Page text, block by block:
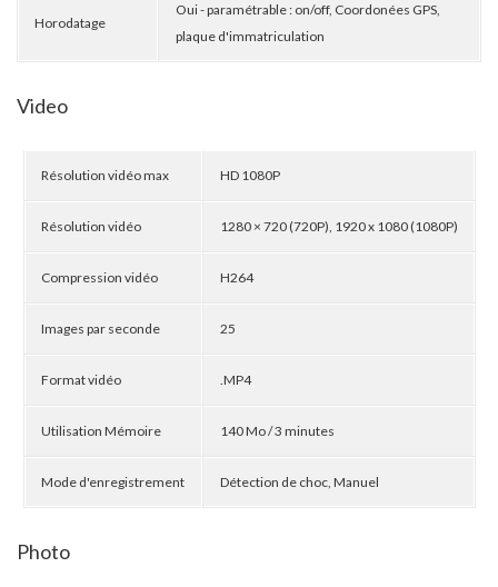
Horodatage
Oui - paramétrable : on/off, Coordonées GPS,
plaque d'immatriculation
Video
Résolution vidéo max HD 1080P
Résolution vidéo 1280 × 720 (720P), 1920 x 1080 (1080P)
Compression vidéo H264
Images par seconde 25
Format vidéo .MP4
Utilisation Mémoire 140 Mo / 3 minutes
Mode d'enregistrement Détection de choc, Manuel
Photo